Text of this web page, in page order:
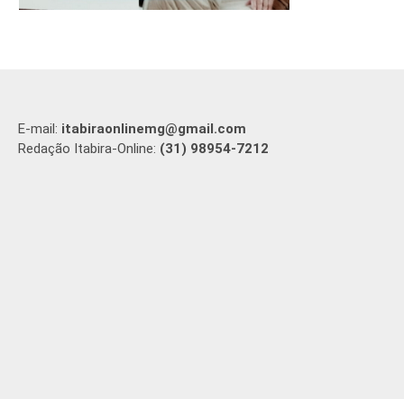
E-mail: itabiraonlinemg@gmail.com
Redação Itabira-Online: (31) 98954-7212